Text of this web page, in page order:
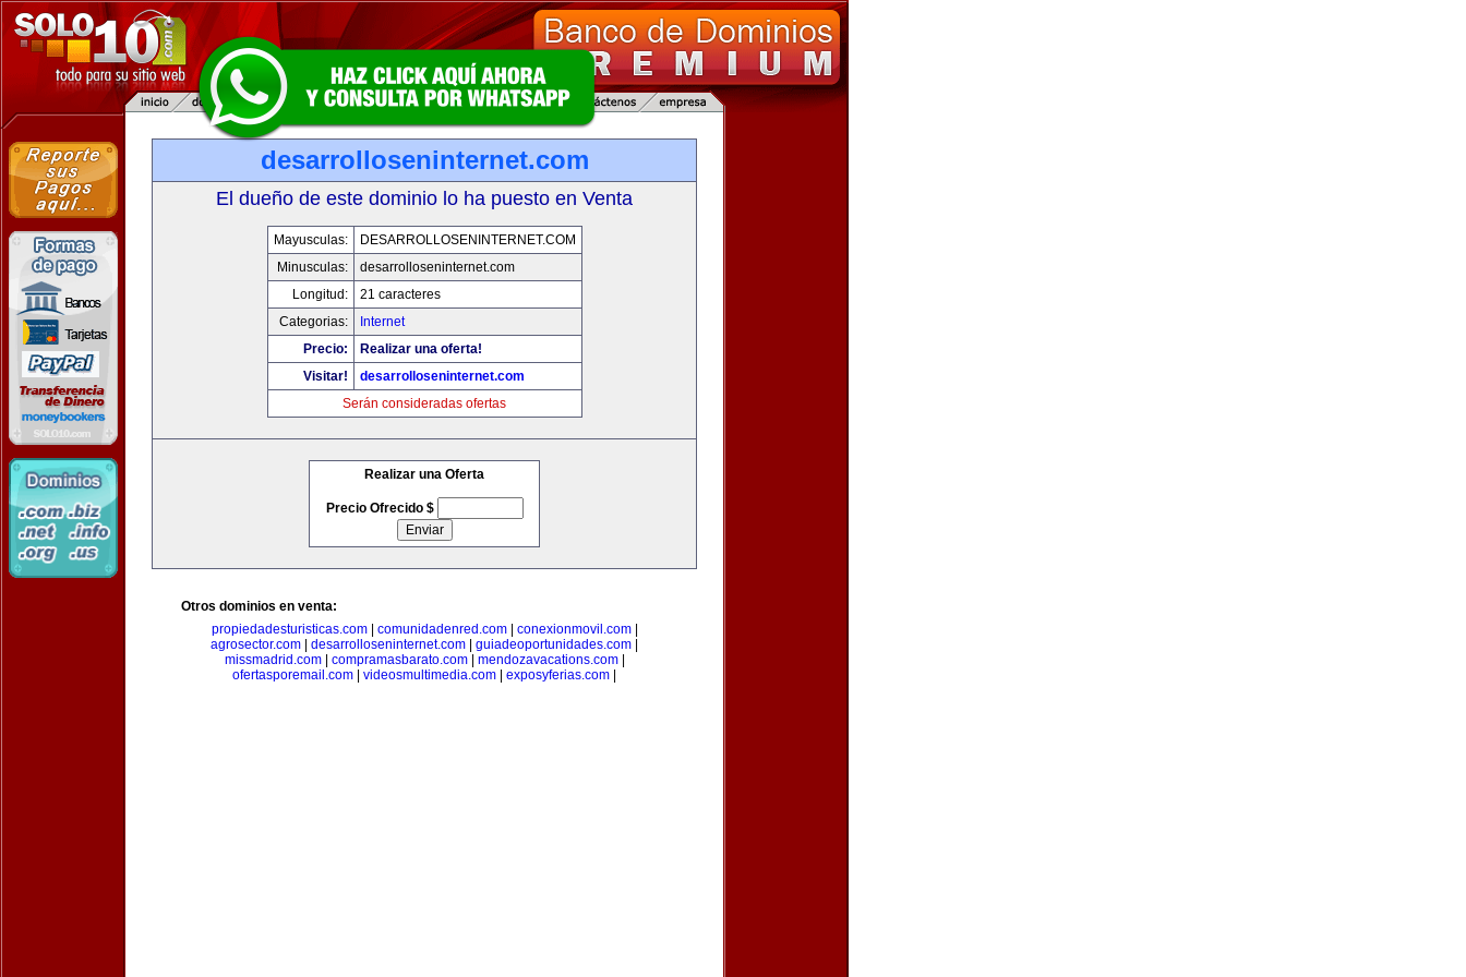
desarrolloseninternet.com
El dueño de este dominio lo ha puesto en Venta
Mayusculas:
DESARROLLOSENINTERNET.COM
Minusculas:
desarrolloseninternet.com
Longitud:
21 caracteres
Categorias:
Internet
Precio:
Realizar una oferta!
Visitar!
desarrolloseninternet.com
Serán consideradas ofertas
Realizar una Oferta
Precio Ofrecido $
Otros dominios en venta:
propiedadesturisticas.com| comunidadenred.com| conexionmovil.com|
agrosector.com
desarrolloseninternet.com guiadeoportunidades.com
missmadrid.com| compramasbarato.com| mendozavacations.com|
ofertasporemail.com
videosmultimedia.com exposyferias.com